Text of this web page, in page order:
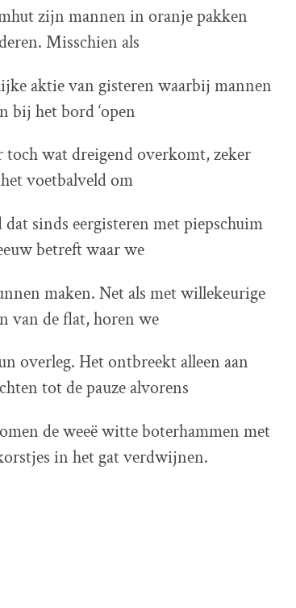
zijn mannen in oranje pakken
Misschien als
aktie van gisteren waarbij mannen
bij het bord ‘open
toch wat dreigend overkomt, zeker
voetbalveld om
sinds eergisteren met piepschuim
betreft waar we
maken. Net als met willekeurige
van de flat, horen we
overleg. Het ontbreekt alleen aan
tot de pauze alvorens
de weeë witte boterhammen met
in het gat verdwijnen.